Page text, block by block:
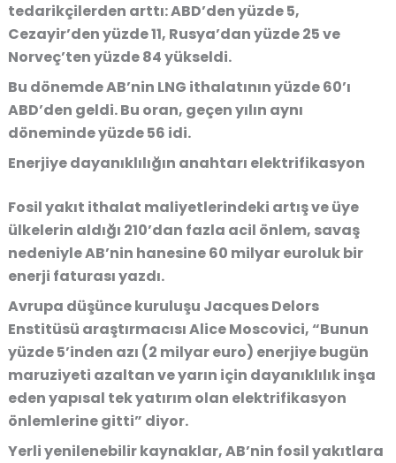
tedarikçilerden arttı: ABD’den yüzde 5,
Cezayir’den yüzde 11, Rusya’dan yüzde 25 ve
Norveç’ten yüzde 84 yükseldi.
Bu dönemde AB’nin LNG ithalatının yüzde 60’ı
ABD’den geldi. Bu oran, geçen yılın aynı
döneminde yüzde 56 idi.
Enerjiye dayanıklılığın anahtarı elektrifikasyon
Fosil yakıt ithalat maliyetlerindeki artış ve üye
ülkelerin aldığı 210’dan fazla acil önlem, savaş
nedeniyle AB’nin hanesine 60 milyar euroluk bir
enerji faturası yazdı.
Avrupa düşünce kuruluşu Jacques Delors
Enstitüsü araştırmacısı Alice Moscovici, “Bunun
yüzde 5’inden azı (2 milyar euro) enerjiye bugün
maruziyeti azaltan ve yarın için dayanıklılık inşa
eden yapısal tek yatırım olan elektrifikasyon
önlemlerine gitti” diyor.
Yerli yenilenebilir kaynaklar, AB’nin fosil yakıtlara